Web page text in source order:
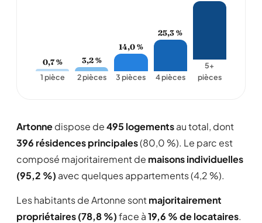
0,7 %
1 pièce
3,2 %
2 pièces
14,0 %
3 pièces
25,3 %
4 pièces
5+
pièces
Artonnedispose de495 logementsau total, dont
396 résidences principales(80,0 %). Le parc est
composé majoritairement de maisons individuelles
(95,2 %) avec quelques appartements (4,2 %).
Les habitants de Artonne sontmajoritairement
propriétaires (78,8 %)face à19,6 % de locataires.